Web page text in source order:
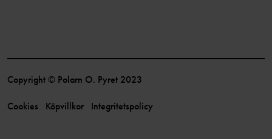
Copyright © Polarn O. Pyret 2023
Cookies Köpvillkor Integritetspolicy